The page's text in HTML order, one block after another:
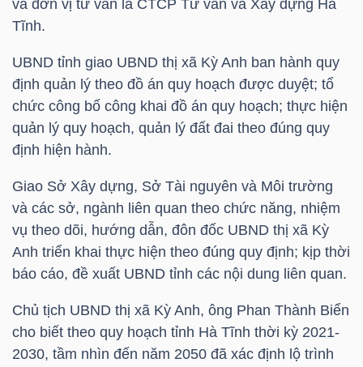
và đơn vị tư vấn là CTCP Tư vấn và Xây dựng Hà
Tĩnh.
UBND tỉnh giao UBND thị xã Kỳ Anh ban hành quy
định quản lý theo đồ án quy hoạch được duyệt; tổ
chức công bố công khai đồ án quy hoạch; thực hiện
quản lý quy hoạch, quản lý đất đai theo đúng quy
định hiện hành.
Giao Sở Xây dựng, Sở Tài nguyên và Môi trường
và các sở, ngành liên quan theo chức năng, nhiệm
vụ theo dõi, hướng dẫn, đôn đốc UBND thị xã Kỳ
Anh triển khai thực hiện theo đúng quy định; kịp thời
báo cáo, đề xuất UBND tỉnh các nội dung liên quan.
Chủ tịch UBND thị xã Kỳ Anh, ông Phan Thành Biển
cho biết theo quy hoạch tỉnh Hà Tĩnh thời kỳ 2021-
2030, tầm nhìn đến năm 2050 đã xác định lộ trình
VĨ
MÔ
NGÀNH
DOANH
NGHIỆP
CỔ
PHIẾU